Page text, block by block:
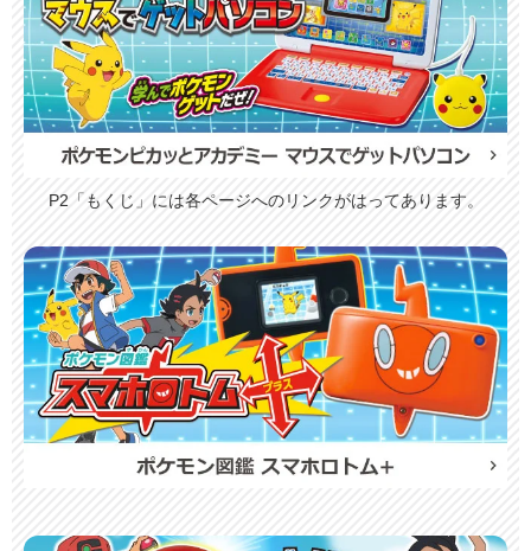
P2「もくじ」には各ページへのリンクがはってあります。